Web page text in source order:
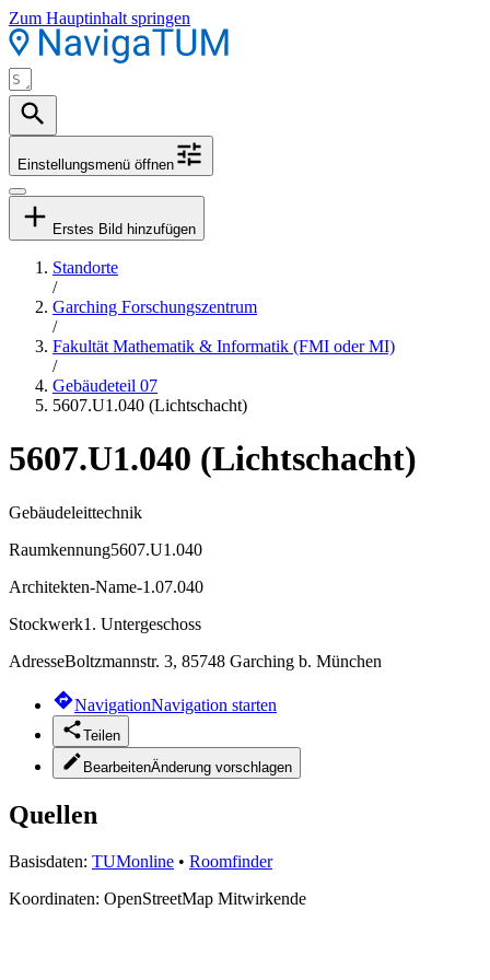
Zum Hauptinhalt springen
Einstellungsmenü öffnen
Erstes Bild hinzufügen
Standorte
/
Garching Forschungszentrum
/
Fakultät Mathematik & Informatik (FMI oder MI)
/
Gebäudeteil 07
5607.U1.040 (Lichtschacht)
5607.U1.040 (Lichtschacht)
Gebäudeleittechnik
Raumkennung5607.U1.040
Architekten-Name-1.07.040
Stockwerk1. Untergeschoss
AdresseBoltzmannstr. 3, 85748 Garching b. München
NavigationNavigation starten
Teilen
BearbeitenÄnderung vorschlagen
Quellen
Basisdaten: TUMonline • Roomfinder
Koordinaten: OpenStreetMap Mitwirkende